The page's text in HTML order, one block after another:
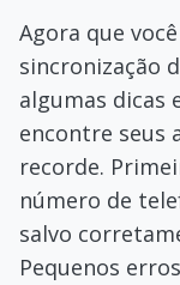
Agora que
sincronização
algumas dicas
encontre seus
recorde.
número de
salvo
Pequenos